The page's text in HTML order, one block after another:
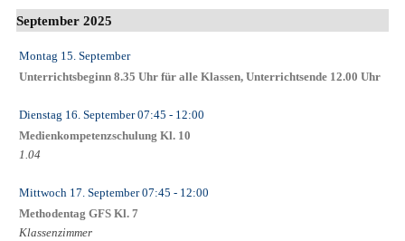
September 2025
Montag 15. September
Unterrichtsbeginn 8.35 Uhr für alle Klassen, Unterrichtsende 12.00 Uhr
Dienstag 16. September07:45 - 12:00
Medienkompetenzschulung Kl. 10
1.04
Mittwoch 17. September07:45 - 12:00
Methodentag GFS Kl. 7
Klassenzimmer